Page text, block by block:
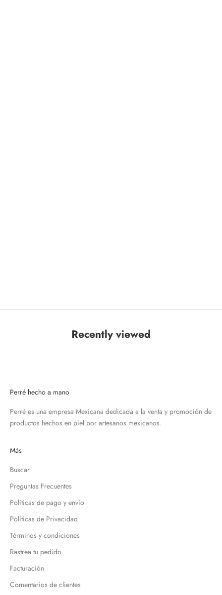
Recently viewed
Perré hecho a mano
Perré es una empresa Mexicana dedicada a la venta y promoción de
productos hechos en piel por artesanos mexicanos.
Más
Buscar
Preguntas Frecuentes
Políticas de pago y envío
Políticas de Privacidad
Términos y condiciones
Rastrea tu pedido
Facturación
Comentarios de clientes